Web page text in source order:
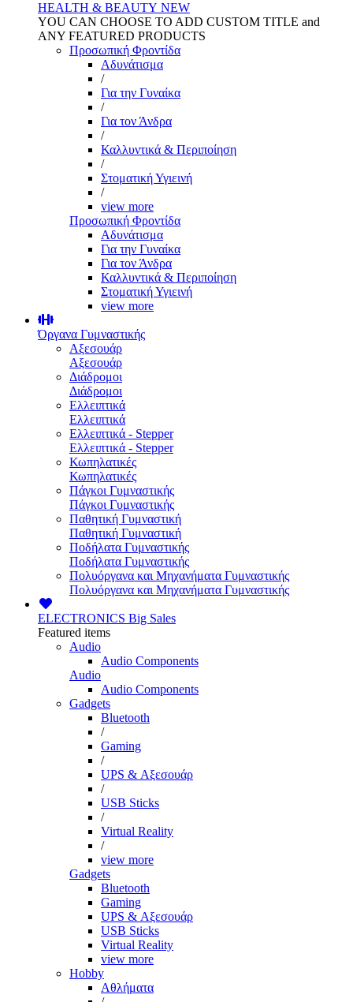
HEALTH & BEAUTY NEW
YOU CAN CHOOSE TO ADD CUSTOM TITLE and
ANY FEATURED PRODUCTS
Προσωπική Φροντίδα
Αδυνάτισμα
/
Για την Γυναίκα
/
Για τον Άνδρα
/
Καλλυντικά & Περιποίηση
/
Στοματική Υγιεινή
/
view more
Προσωπική Φροντίδα
Αδυνάτισμα
Για την Γυναίκα
Για τον Άνδρα
Καλλυντικά & Περιποίηση
Στοματική Υγιεινή
view more
Όργανα Γυμναστικής
Αξεσουάρ
Αξεσουάρ
Διάδρομοι
Διάδρομοι
Ελλειπτικά
Ελλειπτικά
Ελλειπτικά - Stepper
Ελλειπτικά - Stepper
Κωπηλατικές
Κωπηλατικές
Πάγκοι Γυμναστικής
Πάγκοι Γυμναστικής
Παθητική Γυμναστική
Παθητική Γυμναστική
Ποδήλατα Γυμναστικής
Ποδήλατα Γυμναστικής
Πολυόργανα και Μηχανήματα Γυμναστικής
Πολυόργανα και Μηχανήματα Γυμναστικής
ELECTRONICS Big Sales
Featured items
Audio
Audio Components
Audio
Audio Components
Gadgets
Bluetooth
/
Gaming
/
UPS & Αξεσουάρ
/
USB Sticks
/
Virtual Reality
/
view more
Gadgets
Bluetooth
Gaming
UPS & Αξεσουάρ
USB Sticks
Virtual Reality
view more
Hobby
Αθλήματα